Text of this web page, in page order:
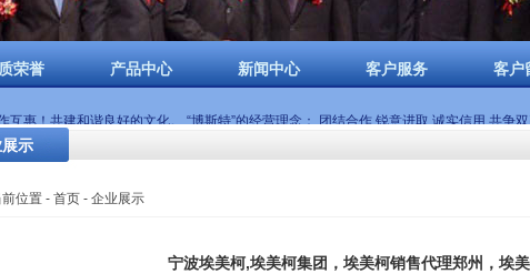
荣誉 产品中心 新闻中心 客户服务 客户
惠！共建和谐良好的文化。 “博斯特”的经营理念： 团结合作 锐意进取 诚实信用 共争
示
前位置 - 首页- 企业展示
宁波埃美柯,埃美柯集团，埃美柯销售代理郑州，埃